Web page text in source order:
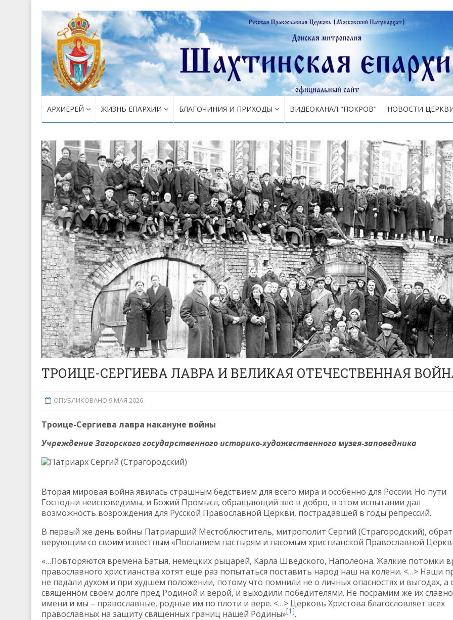
АРХИЕРЕЙ ЖИЗНЬ ЕПАРХИИ БЛАГОЧИНИЯ И ПРИХОДЫ ВИДЕОКАНАЛ "ПОКРОВ" НОВОСТИ
ТРОИЦЕ-СЕРГИЕВА ЛАВРА И ВЕЛИКАЯ ОТЕЧЕСТВЕННАЯ
ОПУБЛИКОВАНО 9 МАЯ 2026
Троице-Сергиева лавра накануне войны
Учреждение Загорского государственного историко-художественного музея-заповедника
Патриарх Сергий (Страгородский)
Вторая мировая война явилась страшным бедствием для всего мира и особенно для России. Но пути
Господни неисповедимы, и Божий Промысл, обращающий зло в добро, в этом испытании дал
возможность возрождения для Русской Православной Церкви, пострадавшей в годы репрессий.
В первый же день войны Патриарший Местоблюститель, митрополит Сергий (Страгородский),
верующим со своим известным «Посланием пастырям и пасомым христианской Православной
«…Повторяются времена Батыя, немецких рыцарей, Карла Шведского, Наполеона. Жалкие потомки
православного христианства хотят еще раз попытаться поставить народ наш на колени. <…> Наши
не падали духом и при худшем положении, потому что помнили не о личных опасностях и выгодах, а
священном своем долге пред Родиной и верой, и выходили победителями. Не посрамим же их
имени и мы – православные, родные им по плоти и вере. <…> Церковь Христова благословляет всех
православных на защиту священных границ нашей Родины»[1].